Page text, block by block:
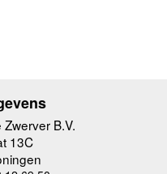
B.V.
13C